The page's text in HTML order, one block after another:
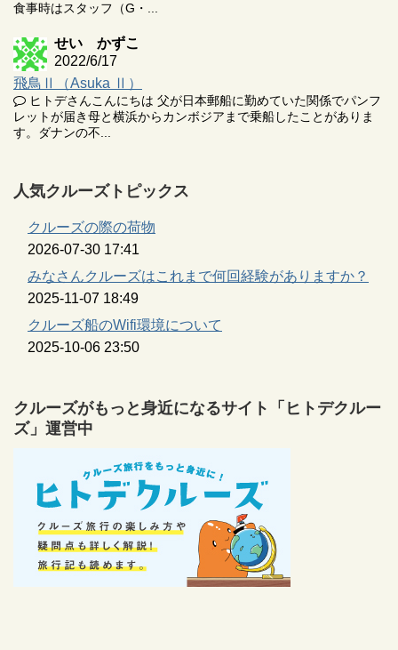
食事時はスタッフ（G・...
せい かずこ
2022/6/17
飛鳥Ⅱ（Asuka Ⅱ）
ヒトデさんこんにちは 父が日本郵船に勤めていた関係でパンフ
レットが届き母と横浜からカンボジアまで乗船したことがありま
す。ダナンの不...
人気クルーズトピックス
クルーズの際の荷物
2026-07-30 17:41
みなさんクルーズはこれまで何回経験がありますか？
2025-11-07 18:49
クルーズ船のWifi環境について
2025-10-06 23:50
クルーズがもっと身近になるサイト「ヒトデクルー
ズ」運営中